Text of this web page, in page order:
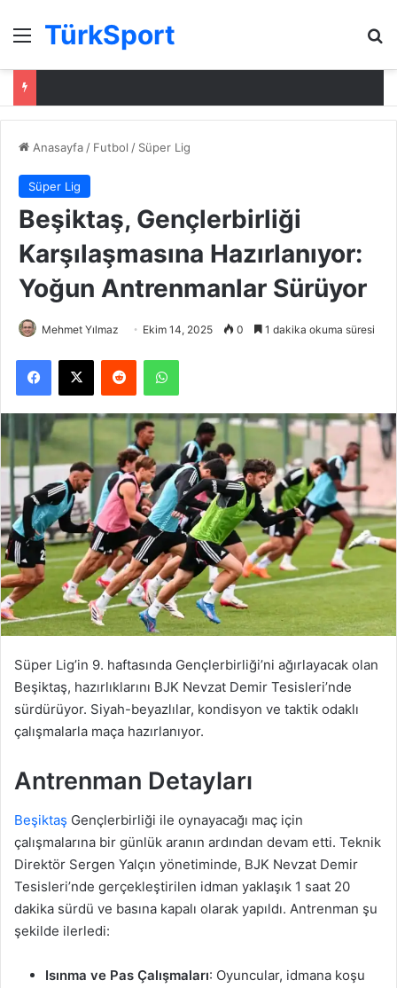
Menü
TürkSport
Anasayfa / Futbol / Süper Lig
Süper Lig
Beşiktaş, Gençlerbirliği
Karşılaşmasına Hazırlanıyor:
Yoğun Antrenmanlar Sürüyor
Mehmet Yılmaz Ekim 14, 2025 0 1 dakika okuma süresi
Facebook
X Reddit WhatsApp
Süper Lig’in 9. haftasında Gençlerbirliği’ni ağırlayacak olan
Beşiktaş, hazırlıklarını BJK Nevzat Demir Tesisleri’nde
sürdürüyor. Siyah-beyazlılar, kondisyon ve taktik odaklı
çalışmalarla maça hazırlanıyor.
Antrenman Detayları
Beşiktaş Gençlerbirliği ile oynayacağı maç için
çalışmalarına bir günlük aranın ardından devam etti. Teknik
Direktör Sergen Yalçın yönetiminde, BJK Nevzat Demir
Tesisleri’nde gerçekleştirilen idman yaklaşık 1 saat 20
dakika sürdü ve basına kapalı olarak yapıldı. Antrenman şu
şekilde ilerledi:
Isınma ve Pas Çalışmaları: Oyuncular, idmana koşu